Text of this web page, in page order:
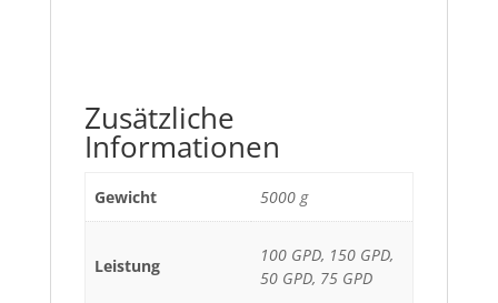
Zusätzliche
Informationen
Gewicht 5000 g
Leistung
100 GPD, 150 GPD,
50 GPD, 75 GPD